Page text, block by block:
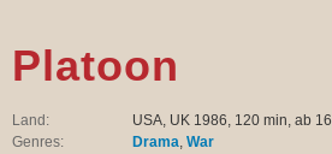
Platoon
Land:
USA, UK 1986, 120 min, ab 16
Genres:
Drama, War